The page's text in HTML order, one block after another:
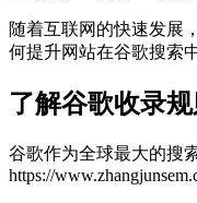
随着互联网的快速发展
何提升网站在谷歌搜索
了解谷歌收录规
谷歌作为全球最大的搜
https://